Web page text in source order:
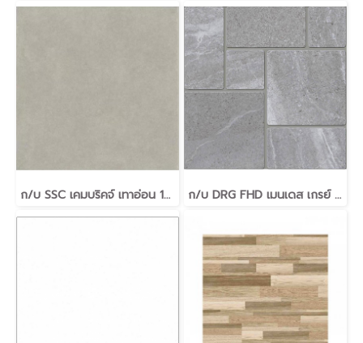
ก/บ SSC เคมบริคจ์ เทาอ่อน 16*16A-6ผ. ก/บ DRG FHD เมนเดส เกรย์ 16*16 A-6ผ.